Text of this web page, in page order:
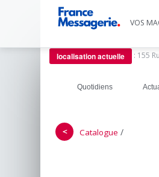
VOS
localisation actuelle : 155
Quotidiens
＜ Catalogue /